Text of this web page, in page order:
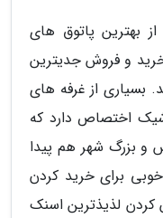
بهترین پاتوق های
و فروش جدیترین
بسیاری از غرفه های
شیک اختصاص دارد که
و بزرگ شهر هم پیدا
خوبی برای خرید کردن
کردن لذیذترین اسنک